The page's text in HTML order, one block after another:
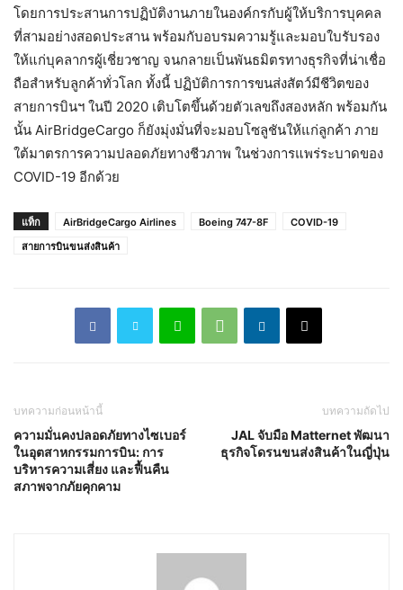
โดยการประสานการปฏิบัติงานภายในองค์กรกับผู้ให้บริการบุคคล
ที่สามอย่างสอดประสาน พร้อมกับอบรมความรู้และมอบใบรับรอง
ให้แก่บุคลากรผู้เชี่ยวชาญ จนกลายเป็นพันธมิตรทางธุรกิจที่น่าเชื่อ
ถือสำหรับลูกค้าทั่วโลก ทั้งนี้ ปฏิบัติการการขนส่งสัตว์มีชีวิตของ
สายการบินฯ ในปี 2020 เติบโตขึ้นด้วยตัวเลขถึงสองหลัก พร้อมกัน
นั้น AirBridgeCargo ก็ยังมุ่งมั่นที่จะมอบโซลูชันให้แก่ลูกค้า ภาย
ใต้มาตรการความปลอดภัยทางชีวภาพ ในช่วงการแพร่ระบาดของ
COVID-19 อีกด้วย
แท็ก AirBridgeCargo Airlines Boeing 747-8F
COVID-19
สายการบินขนส่งสินค้า
บทความก่อนหน้านี้
ความมั่นคงปลอดภัยทางไซเบอร์
ในอุตสาหกรรมการบิน: การ
บริหารความเสี่ยง และฟื้นคืน
สภาพจากภัยคุกคาม
บทความถัดไป
JAL จับมือ Matternet พัฒนา
ธุรกิจโดรนขนส่งสินค้าในญี่ปุ่น